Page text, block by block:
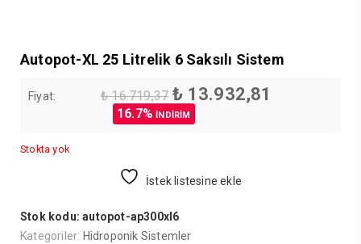
Autopot-XL 25 Litrelik 6 Saksılı Sistem
Fiyat: ₺16.719,37 Orijinal
fiyat:
₺ 16.719,37.
₺ 13.932,81
16.7% İNDİRİM
Stokta yok
İstek listesine ekle
Stok kodu:autopot-ap300xl6
Kategoriler: Hidroponik Sistemler